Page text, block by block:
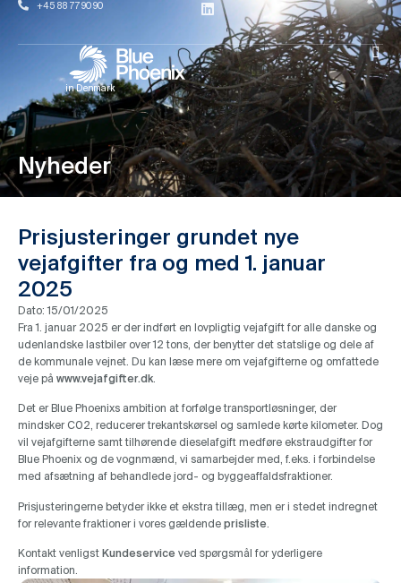
+45 88 77 90 90
in Denmark
Nyheder
Prisjusteringer grundet nye
vejafgifter fra og med 1. januar
2025
Dato: 15/01/2025
Fra 1. januar 2025 er der indført en lovpligtig vejafgift for alle danske og
udenlandske lastbiler over 12 tons, der benytter det statslige og dele af
de kommunale vejnet. Du kan læse mere om vejafgifterne og omfattede
veje på www.vejafgifter.dk.
Det er Blue Phoenixs ambition at forfølge transportløsninger, der
mindsker C02, reducerer trekantskørsel og samlede kørte kilometer. Dog
vil vejafgifterne samt tilhørende dieselafgift medføre ekstraudgifter for
Blue Phoenix og de vognmænd, vi samarbejder med, f.eks. i forbindelse
med afsætning af behandlede jord- og byggeaffaldsfraktioner.
Prisjusteringerne betyder ikke et ekstra tillæg, men er i stedet indregnet
for relevante fraktioner i vores gældende prisliste
Kontakt venligst Kundeservice ved spørgsmål for yderligere
information.